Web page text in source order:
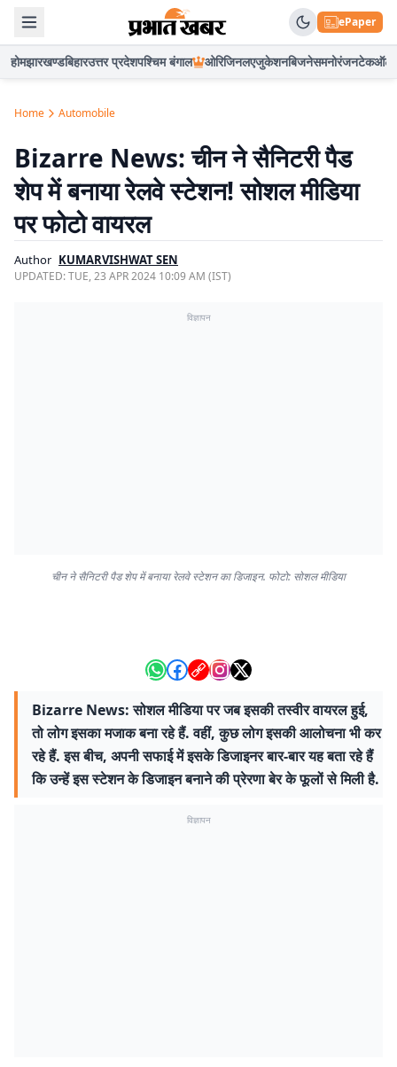
ePaper
होमझारखण्डबिहारउत्तर प्रदेशपश्चिम बंगाल ओरिजिनलएजुकेशनबिजनेसमनोरंजनटेकऑटो
Home Automobile
Bizarre News: चीन ने सैनिटरी पैड
शेप में बनाया रेलवे स्टेशन! सोशल मीडिया
पर फोटो वायरल
Author KUMARVISHWAT SEN
UPDATED:TUE, 23 APR 2024 10:09 AM (IST)
विज्ञापन
चीन ने सैनिटरी पैड शेप में बनाया रेलवे स्टेशन का डिजाइन. फोटो: सोशल मीडिया
Bizarre News: सोशल मीडिया पर जब इसकी तस्वीर वायरल हुई,
तो लोग इसका मजाक बना रहे हैं. वहीं, कुछ लोग इसकी आलोचना भी कर
रहे हैं. इस बीच, अपनी सफाई में इसके डिजाइनर बार-बार यह बता रहे हैं
कि उन्हें इस स्टेशन के डिजाइन बनाने की प्रेरणा बेर के फूलों से मिली है.
विज्ञापन